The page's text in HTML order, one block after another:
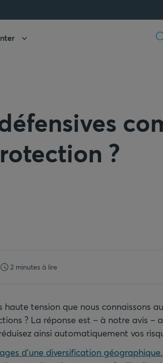
?
2 minutes à lire
haute tension que nous connaissons
? La réponse est – à notre avis –
ainsi automatiquement vos
d’une diversification géographique.